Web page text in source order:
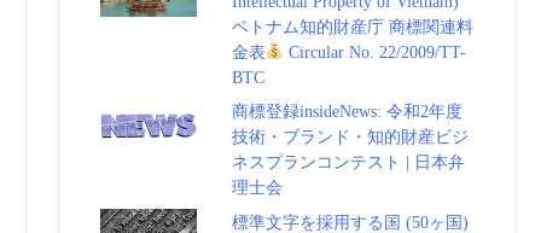
ベトナム知的財産庁 商標関連料
金表
Circular No. 22/2009/TT-
BTC
商標登録insideNews: 令和2年度
技術・ブランド・知的財産ビジ
ネスプランコンテスト | 日本弁
理士会
標準文字を採用する国 (50ヶ国)